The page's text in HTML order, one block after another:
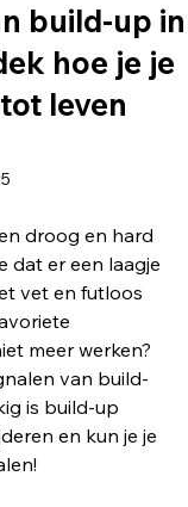
build-up in
hoe je je
leven
droog en hard
dat er een laagje
vet en futloos
meer werken?
van build-
is build-up
en kun je je